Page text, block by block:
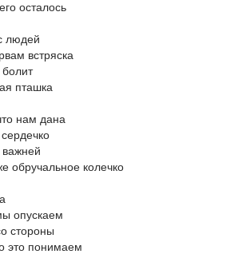
осталось
людей
встряска
пташка
нам дана
обручальное колечко
опускаем
стороны
это понимаем